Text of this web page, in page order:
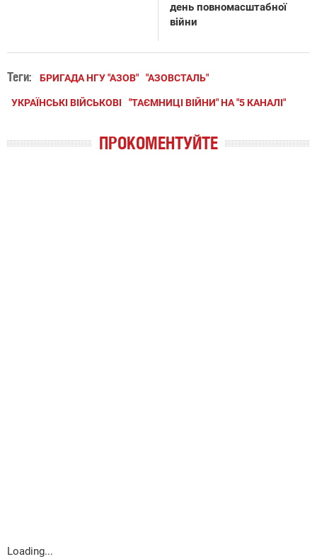
день повномасштабної
війни
Теги: БРИГАДА НГУ "АЗОВ" "АЗОВСТАЛЬ"
УКРАЇНСЬКІ ВІЙСЬКОВІ "ТАЄМНИЦІ ВІЙНИ" НА "5 КАНАЛІ"
ПРОКОМЕНТУЙТЕ
Loading...